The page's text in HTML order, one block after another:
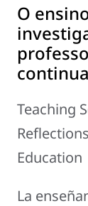
O
Teaching
Education
La